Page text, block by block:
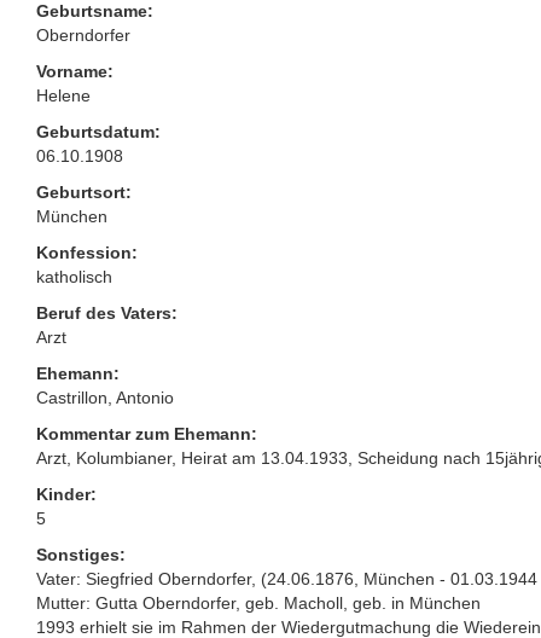
Geburtsname:
Oberndorfer
Vorname:
Helene
Geburtsdatum:
06.10.1908
Geburtsort:
München
Konfession:
katholisch
Beruf des Vaters:
Arzt
Ehemann:
Castrillon, Antonio
Kommentar zum Ehemann:
Arzt, Kolumbianer, Heirat am 13.04.1933, Scheidung nach
Kinder:
5
Sonstiges:
Vater: Siegfried Oberndorfer, (24.06.1876, München -
Mutter: Gutta Oberndorfer, geb. Macholl, geb. in München
1993 erhielt sie im Rahmen der Wiedergutmachung die